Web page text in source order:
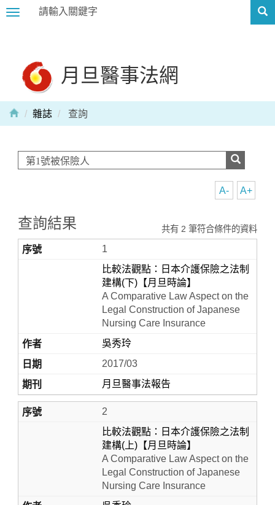
Toggle
月旦醫事法網
Home
雜誌 查詢
A+
A-
查詢結果 共有 2 筆符合條件的資料
1
比較法觀點：日本介護保險之法制
建構(下)【月旦時論】
A Comparative Law Aspect on the
Legal Construction of Japanese
Nursing Care Insurance
吳秀玲
2017/03
月旦醫事法報告
2
比較法觀點：日本介護保險之法制
建構(上)【月旦時論】
A Comparative Law Aspect on the
Legal Construction of Japanese
Nursing Care Insurance